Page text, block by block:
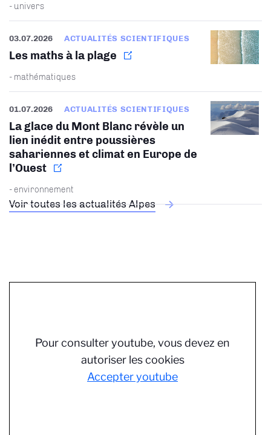
Voir toutes les actualités Alpes
- univers
03.07.2026 ACTUALITÉS SCIENTIFIQUES
Les maths à la plage
- mathématiques
01.07.2026 ACTUALITÉS SCIENTIFIQUES
La glace du Mont Blanc révèle un
lien inédit entre poussières
sahariennes et climat en Europe de
l’Ouest
- environnement
Pour consulter youtube, vous devez en
autoriser les cookies
Accepter youtube